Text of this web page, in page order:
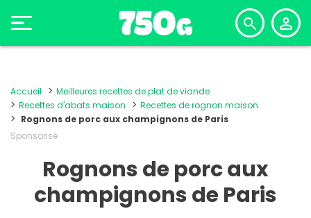
Accueil
Meilleures recettes de plat de viande
Recettes d'abats maison
Recettes de rognon maison
Rognons de porc aux champignons de Paris
Sponsorisé
Rognons de porc aux
champignons de Paris